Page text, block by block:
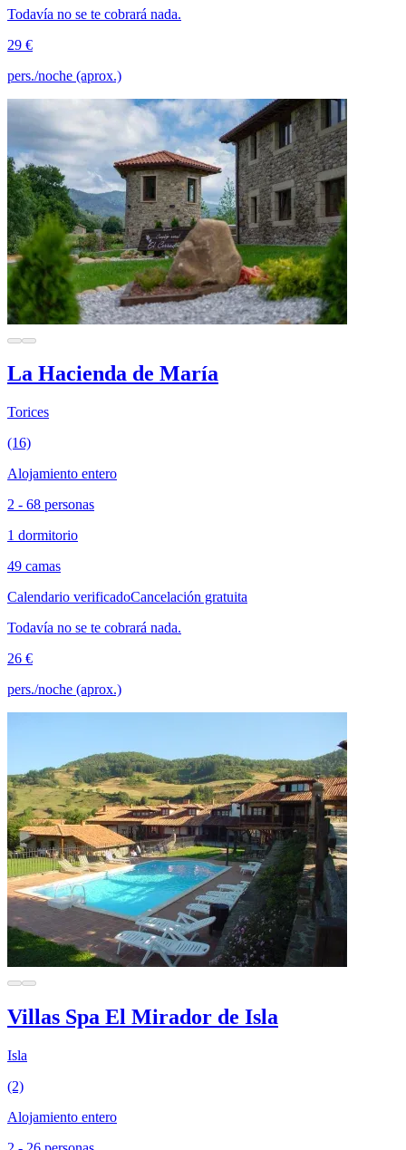
Todavía no se te cobrará nada.
29 €
pers./noche (aprox.)
La Hacienda de María
Torices
(16)
Alojamiento entero
2 - 68 personas
1 dormitorio
49 camas
Calendario verificadoCancelación gratuita
Todavía no se te cobrará nada.
26 €
pers./noche (aprox.)
Villas Spa El Mirador de Isla
Isla
(2)
Alojamiento entero